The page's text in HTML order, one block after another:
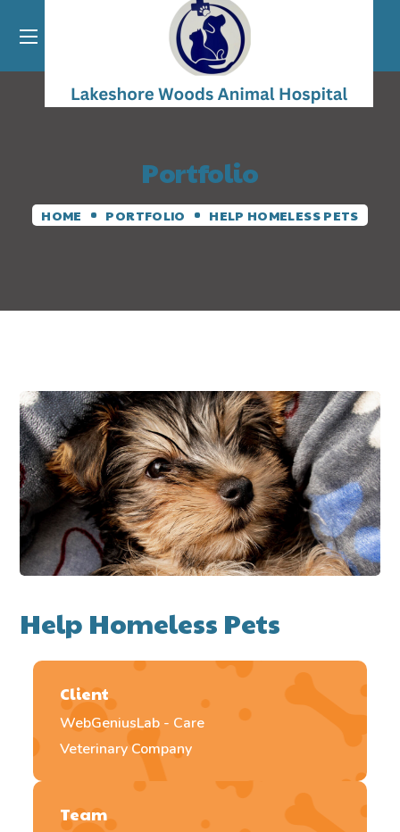
Portfolio
HOME PORTFOLIO HELP HOMELESS PETS
Help Homeless Pets
Client
WebGeniusLab - Care
Veterinary Company
Team